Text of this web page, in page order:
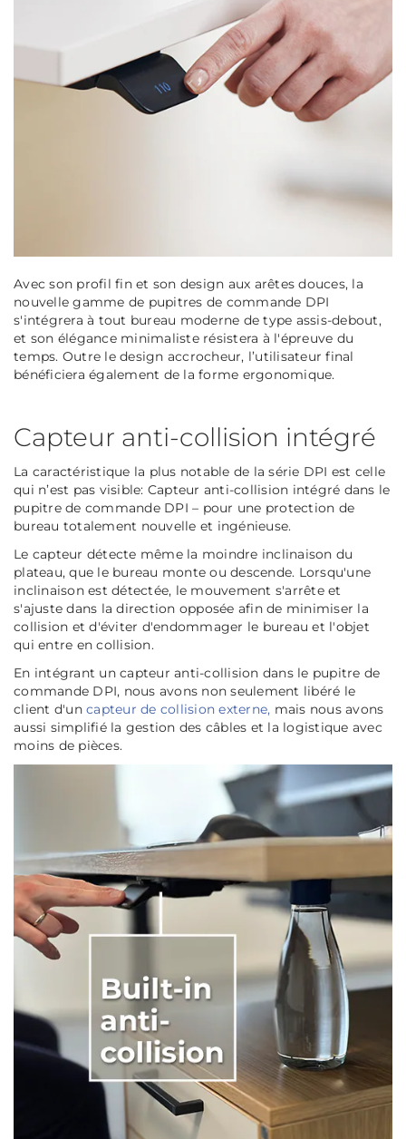
Avec son profil fin et son design aux arêtes douces, la
nouvelle gamme de pupitres de commande DPI
s'intégrera à tout bureau moderne de type assis-debout,
et son élégance minimaliste résistera à l'épreuve du
temps. Outre le design accrocheur, l’utilisateur final
bénéficiera également de la forme ergonomique.
Capteur anti-collision intégré
La caractéristique la plus notable de la série DPI est celle
qui n’est pas visible: Capteur anti-collision intégré dans le
pupitre de commande DPI – pour une protection de
bureau totalement nouvelle et ingénieuse.
Le capteur détecte même la moindre inclinaison du
plateau, que le bureau monte ou descende. Lorsqu'une
inclinaison est détectée, le mouvement s'arrête et
s'ajuste dans la direction opposée afin de minimiser la
collision et d'éviter d'endommager le bureau et l'objet
qui entre en collision.
En intégrant un capteur anti-collision dans le pupitre de
commande DPI, nous avons non seulement libéré le
client d'un capteur de collision externe, mais nous avons
aussi simplifié la gestion des câbles et la logistique avec
moins de pièces.